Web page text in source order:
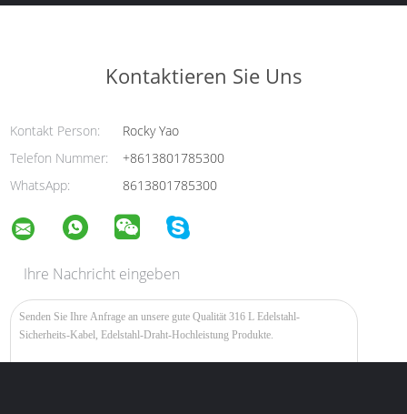
Kontaktieren Sie Uns
Kontakt Person:
Rocky Yao
Telefon Nummer:
+8613801785300
WhatsApp:
8613801785300
Ihre Nachricht eingeben